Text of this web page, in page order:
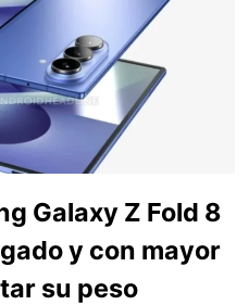
Galaxy Z Fold 8
y con mayor
su peso